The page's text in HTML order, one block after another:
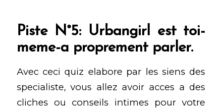
Piste N°5: Urbangirl est toi-
meme-a proprement parler.
Avec ceci quiz elabore par les siens des
specialiste, vous allez avoir acces a des
cliches ou conseils intimes pour votre